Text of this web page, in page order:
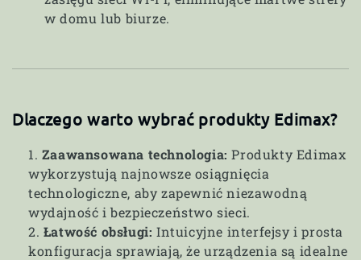
w domu lub biurze.
Dlaczego warto wybrać produkty Edimax?
Zaawansowana technologia: Produkty Edimax
wykorzystują najnowsze osiągnięcia
technologiczne, aby zapewnić niezawodną
wydajność i bezpieczeństwo sieci.
Łatwość obsługi: Intuicyjne interfejsy i prosta
konfiguracja sprawiają, że urządzenia są idealne